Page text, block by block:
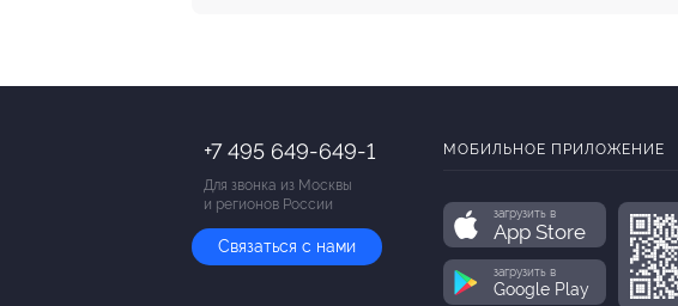
+7 495 649-649-1
Для звонка из Москвы
и регионов России
Связаться с нами
МОБИЛЬНОЕ ПРИЛОЖЕНИЕ
загрузить в
App Store
загрузить в
Google Play